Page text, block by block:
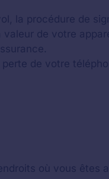
la procédure de
de votre
perte de votre
où vous êtes